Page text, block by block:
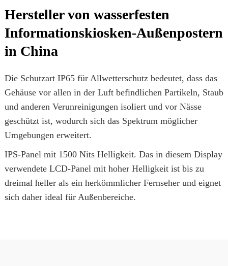
Hersteller von wasserfesten
Informationskiosken-Außenpostern
in China
Die Schutzart IP65 für Allwetterschutz bedeutet, dass das
Gehäuse vor allen in der Luft befindlichen Partikeln, Staub
und anderen Verunreinigungen isoliert und vor Nässe
geschützt ist, wodurch sich das Spektrum möglicher
Umgebungen erweitert.
IPS-Panel mit 1500 Nits Helligkeit. Das in diesem Display
verwendete LCD-Panel mit hoher Helligkeit ist bis zu
dreimal heller als ein herkömmlicher Fernseher und eignet
sich daher ideal für Außenbereiche.